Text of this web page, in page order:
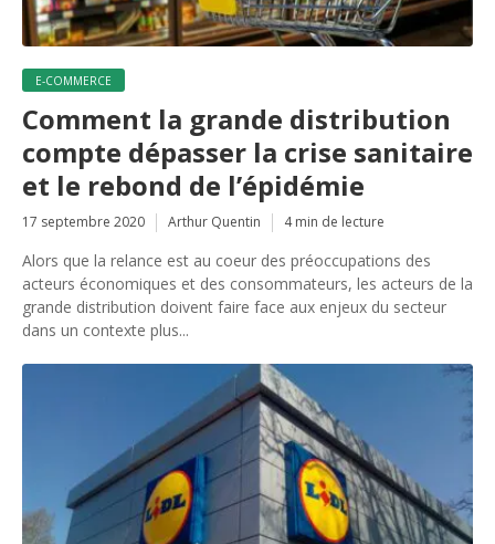
E-COMMERCE
Comment la grande distribution
compte dépasser la crise sanitaire
et le rebond de l’épidémie
17 septembre 2020 Arthur Quentin 4 min de lecture
Alors que la relance est au coeur des préoccupations des
acteurs économiques et des consommateurs, les acteurs de la
grande distribution doivent faire face aux enjeux du secteur
dans un contexte plus...